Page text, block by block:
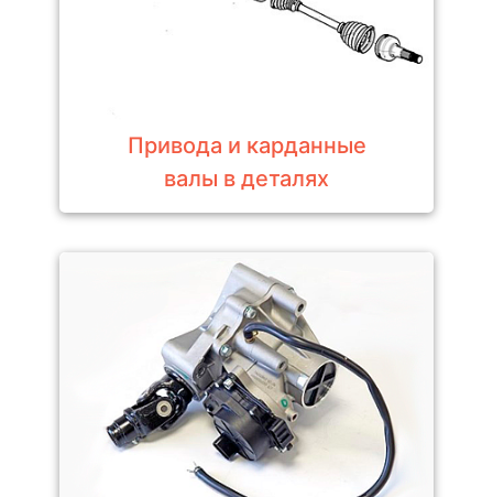
Привода и карданные
валы в деталях